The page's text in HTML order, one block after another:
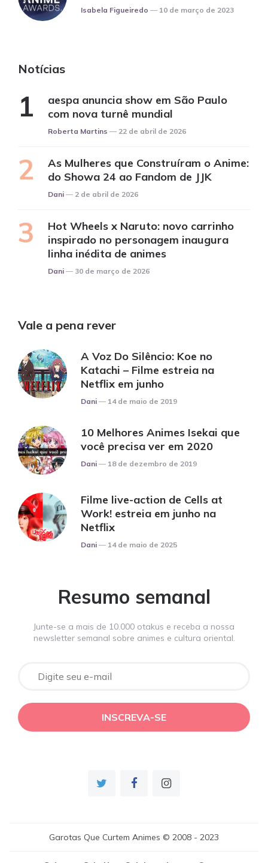
Posted
Isabela Figueiredo 10 de março de 2023
Notícias
aespa anuncia show em São Paulo
com nova turnê mundial
Posted
Roberta Martins 22 de abril de 2026
As Mulheres que Construíram o Anime:
do Showa 24 ao Fandom de JJK
Posted
Dani 2 de abril de 2026
Hot Wheels x Naruto: novo carrinho
inspirado no personagem inaugura
linha inédita de animes
Posted
Dani 30 de março de 2026
Vale a pena rever
A Voz Do Silêncio: Koe no
Katachi – Filme estreia na
Netflix em junho
Posted
Dani 14 de maio de 2019
10 Melhores Animes Isekai que
você precisa ver em 2020
Posted
Dani 18 de dezembro de 2019
Filme live-action de Cells at
Work! estreia em junho na
Netflix
Posted
Dani 14 de maio de 2025
Resumo semanal
Junte-se a mais de 10.000 otakus e receba a nossa
newsletter semanal sobre animes e cultura oriental.
Garotas Que Curtem Animes © 2008 - 2023